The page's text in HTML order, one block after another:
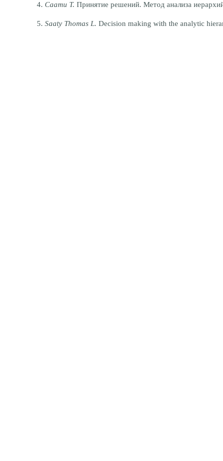
4. Саати Т. Принятие решений. Метод анализа
5. Saaty Thomas L. Decision making with the analytic